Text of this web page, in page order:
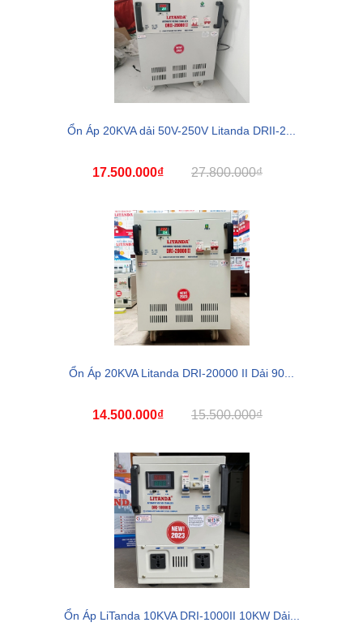
Ổn Áp 20KVA dải 50V-250V Litanda DRII-2...
17.500.000₫ 27.800.000₫
Ổn Áp 20KVA Litanda DRI-20000 II Dải 90...
14.500.000₫ 15.500.000₫
Ổn Áp LiTanda 10KVA DRI-1000II 10KW Dải...